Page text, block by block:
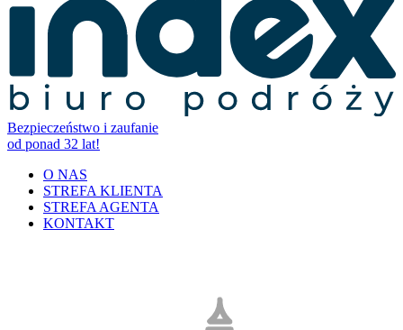
Bezpieczeństwo i zaufanie
od ponad 32 lat!
O NAS
STREFA KLIENTA
STREFA AGENTA
KONTAKT